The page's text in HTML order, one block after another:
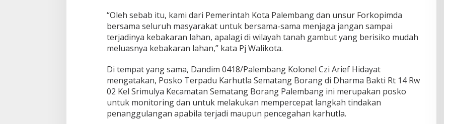
m
a
t
a
g
B
o
r
a
n
g
“Oleh sebab itu, kami dari Pemerintah Kota Palembang dan unsur Forkopimda
bersama seluruh masyarakat untuk bersama-sama menjaga jangan sampai
terjadinya kebakaran lahan, apalagi di wilayah tanah gambut yang berisiko mudah
meluasnya kebakaran lahan,” kata Pj Walikota.
Di tempat yang sama, Dandim 0418/Palembang Kolonel Czi Arief Hidayat
mengatakan, Posko Terpadu Karhutla Sematang Borang di Dharma Bakti Rt 14 Rw
02 Kel Srimulya Kecamatan Sematang Borang Palembang ini merupakan posko
untuk monitoring dan untuk melakukan mempercepat langkah tindakan
penanggulangan apabila terjadi maupun pencegahan karhutla.